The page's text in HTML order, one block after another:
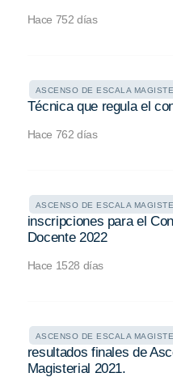
Hace 752 días
ASCENSO DE ESCALA
Técnica que regula el
Hace 762 días
ASCENSO DE ESCALA
inscripciones para el
Docente 2022
Hace 1528 días
ASCENSO DE ESCALA
resultados finales de
Magisterial 2021.